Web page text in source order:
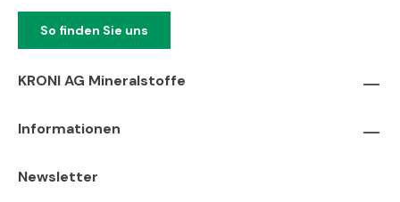
So finden Sie uns
KRONI AG Mineralstoffe
Informationen
Newsletter